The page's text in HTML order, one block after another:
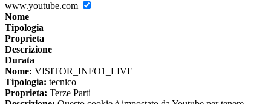
www.youtube.com
Nome
Tipologia
Proprieta
Descrizione
Durata
Nome: VISITOR_INFO1_LIVE
Tipologia: tecnico
Proprieta: Terze Parti